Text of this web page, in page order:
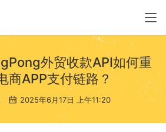
外贸收款API如何重
商APP支付链路？
2025年6月17日 上午11:20